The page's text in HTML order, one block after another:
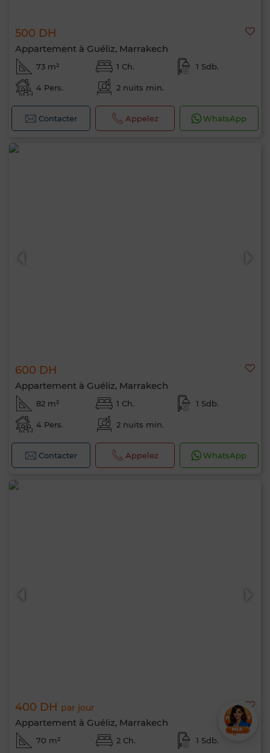
500 DH
Appartement à Guéliz, Marrakech
73 m² 1 Ch. 1 Sdb.
4 Pers. 2 nuits min.
Contacter Appelez WhatsApp
600 DH
Appartement à Guéliz, Marrakech
82 m² 1 Ch. 1 Sdb.
4 Pers. 2 nuits min.
Contacter Appelez WhatsApp
400 DH par jour
Appartement à Guéliz, Marrakech
70 m² 2 Ch. 1 Sdb.